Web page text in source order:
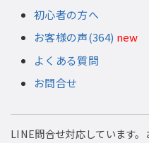
初心者の方へ
お客様の声(364) new
よくある質問
お問合せ
LINE問合せ対応しています。